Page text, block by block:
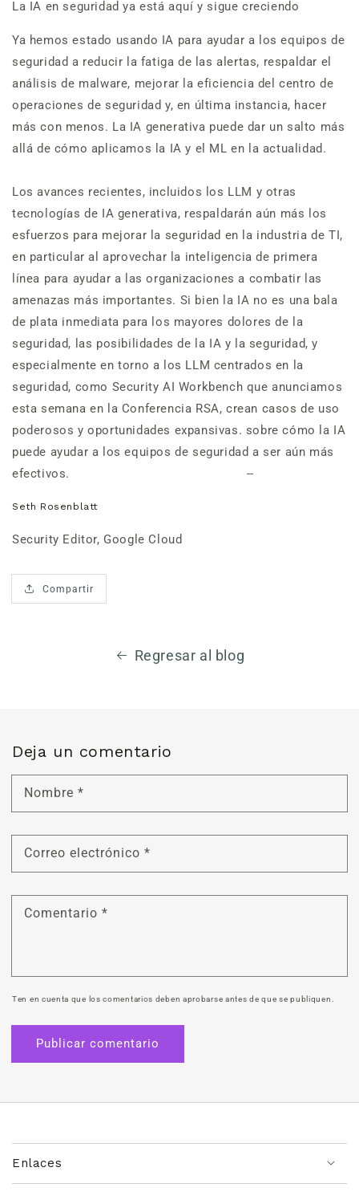
La IA en seguridad ya está aquí y sigue creciendo
Ya hemos estado usando IA para ayudar a los equipos de
seguridad a reducir la fatiga de las alertas, respaldar el
análisis de malware, mejorar la eficiencia del centro de
operaciones de seguridad y, en última instancia, hacer
más con menos. La IA generativa puede dar un salto más
allá de cómo aplicamos la IA y el ML en la actualidad.
Los avances recientes, incluidos los LLM y otras
tecnologías de IA generativa, respaldarán aún más los
esfuerzos para mejorar la seguridad en la industria de TI,
en particular al aprovechar la inteligencia de primera
línea para ayudar a las organizaciones a combatir las
amenazas más importantes. Si bien la IA no es una bala
de plata inmediata para los mayores dolores de la
seguridad, las posibilidades de la IA y la seguridad, y
especialmente en torno a los LLM centrados en la
seguridad, como Security AI Workbench que anunciamos
esta semana en la Conferencia RSA, crean casos de uso
poderosos y oportunidades expansivas. sobre cómo la IA
puede ayudar a los equipos de seguridad a ser aún más
efectivos. --
Seth Rosenblatt
Security Editor, Google Cloud
Compartir
Regresar al blog
Deja un comentario
Nombre *
Correo electrónico *
Comentario *
Ten en cuenta que los comentarios deben aprobarse antes de que se publiquen.
Enlaces